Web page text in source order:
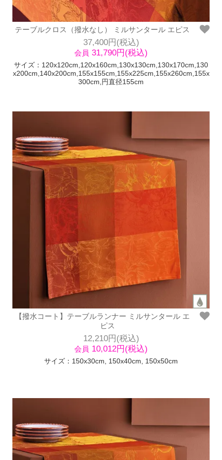
テーブルクロス（撥水なし） ミルサンタール エピス
37,400円(税込)
会員 31,790円(税込)
サイズ：120x120cm,120x160cm,130x130cm,130x170cm,130
x200cm,140x200cm,155x155cm,155x225cm,155x260cm,155x
300cm,円直径155cm
【撥水コート】テーブルランナー ミルサンタール エ
ピス
12,210円(税込)
会員 10,012円(税込)
サイズ：150x30cm, 150x40cm, 150x50cm